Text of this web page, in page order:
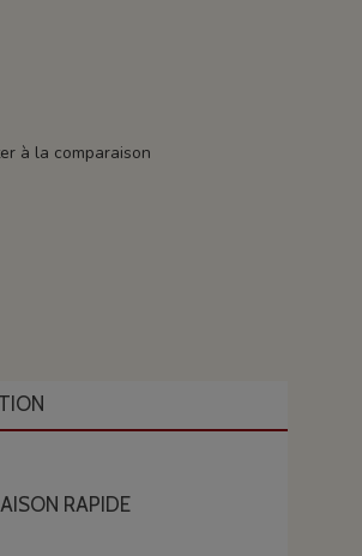
à la comparaison
RAPIDE